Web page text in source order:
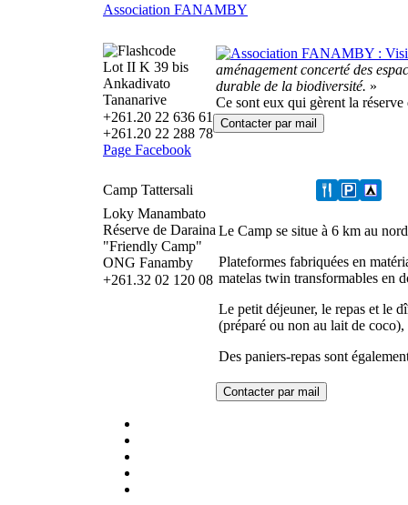
Association FANAMBY
Lot II K 39 bis
Ankadivato
Tananarive
+261.20 22 636 61
+261.20 22 288 78
Page Facebook
aménagement concerté des
durable de la biodiversité. »
Ce sont eux qui gèrent la réserve
Camp Tattersali
Loky Manambato
Réserve de Daraina
"Friendly Camp"
ONG Fanamby
+261.32 02 120 08
Le Camp se situe à 6 km au
Plateformes fabriquées en
matelas twin transformables en
Le petit déjeuner, le repas et le
(préparé ou non au lait de
Des paniers-repas sont